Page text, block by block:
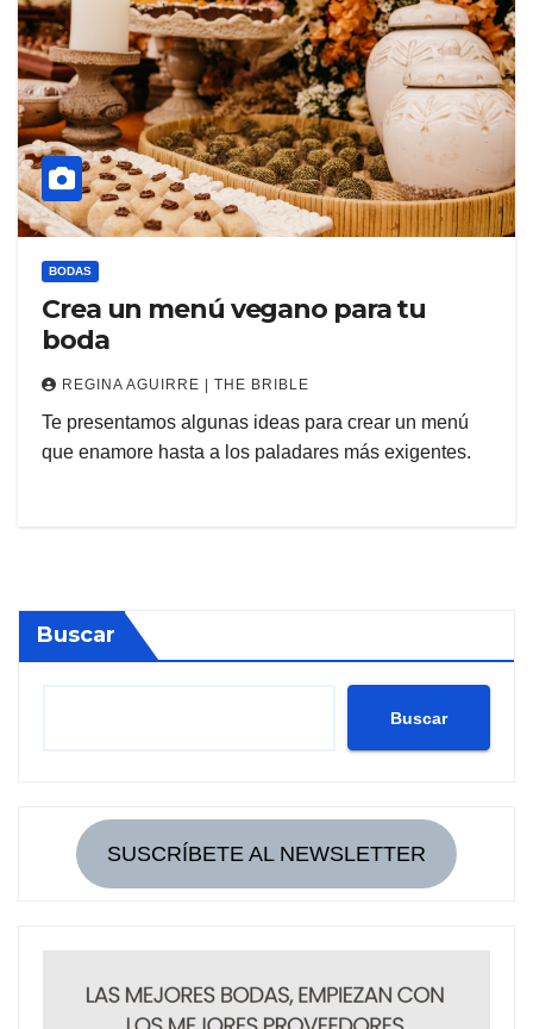
BODAS
Crea un menú vegano para tu
boda
REGINA AGUIRRE | THE BRIBLE
Te presentamos algunas ideas para crear un menú
que enamore hasta a los paladares más exigentes.
Buscar
Buscar
SUSCRÍBETE AL NEWSLETTER